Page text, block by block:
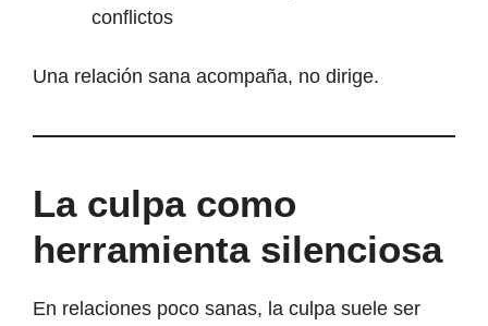
conflictos
Una relación sana acompaña, no dirige.
La culpa como
herramienta silenciosa
En relaciones poco sanas, la culpa suele ser